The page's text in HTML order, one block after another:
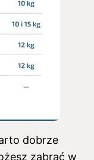
dobrze
zabrać w